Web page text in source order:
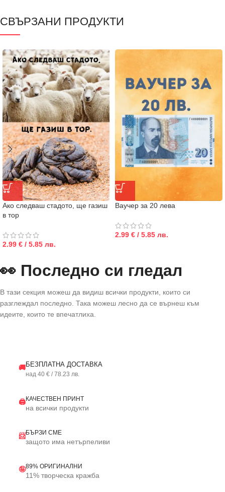
СВЪРЗАНИ ПРОДУКТИ
Ако следваш стадото, ще газиш
в тор
2.99 € / 5.85 лв.
Ваучер за 20 лева
2.99 € / 5.85 лв.
👀 Последно си гледал
В тази секция можеш да видиш всички продукти, които си
разглеждал последно. Така можеш лесно да се върнеш към
идеите, които те впечатлиха.
🚚БЕЗПЛАТНА ДОСТАВКА
над 40 € / 78.23 лв.
🖨️КАЧЕСТВЕН ПРИНТ
на всички продукти
📨БЪРЗИ СМЕ
защото има нетърпеливи
🤪89% ОРИГИНАЛНИ
11% творческа кражба